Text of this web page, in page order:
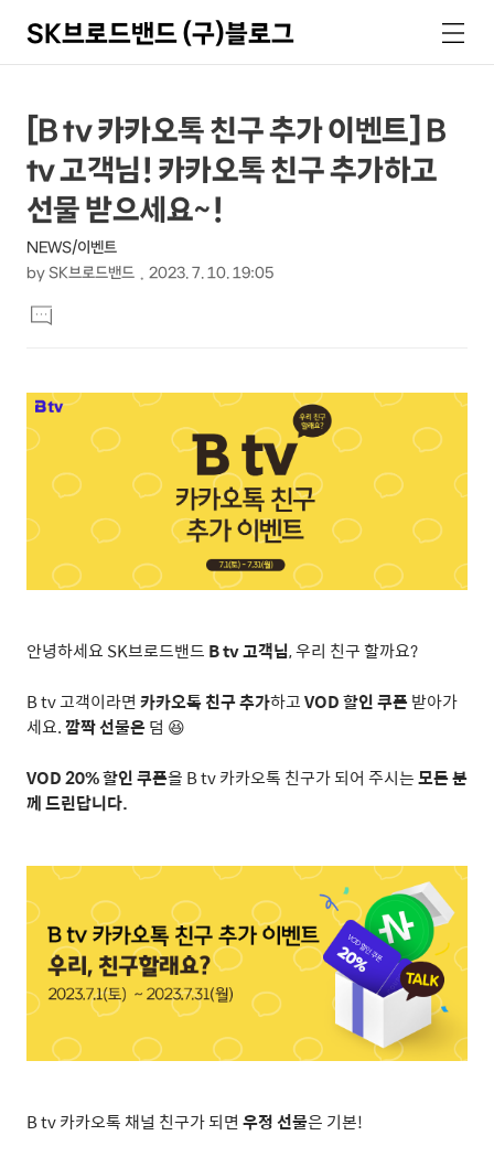
SK브로드밴드 (구)블로그
색
메
뉴
상
세
컨
텐
츠
본
문
제
목
[B tv 카카오톡 친구 추가 이벤트] B
tv 고객님! 카카오톡 친구 추가하고
선물 받으세요~!
NEWS/이벤트
by SK브로드밴드 2023. 7. 10. 19:05
문
댓
글
안녕하세요 SK브로드밴드 B tv고객님,우리 친구 할까요?
B tv고객이라면 카카오톡 친구 추가하고VOD할인 쿠폰받아가
세요.깜짝 선물은덤 😆
VOD 20%할인 쿠폰을 B tv카카오톡 친구가 되어 주시는모든 분
께 드린답니다.
B tv카카오톡 채널 친구가 되면 우정 선물은 기본!